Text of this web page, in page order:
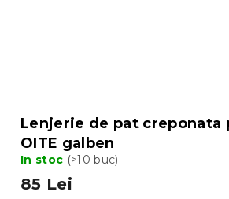
Lenjerie de pat creponata
OITE galben
In stoc (>10 buc)
85 Lei